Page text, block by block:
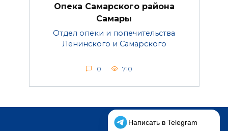
Опека Самарского района
Самары
Отдел опеки и попечительства
Ленинского и Самарского
0 710